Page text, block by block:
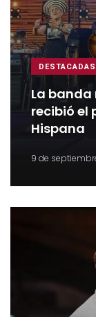
DESTACADAS
La
recibió el
Hispana
9 de